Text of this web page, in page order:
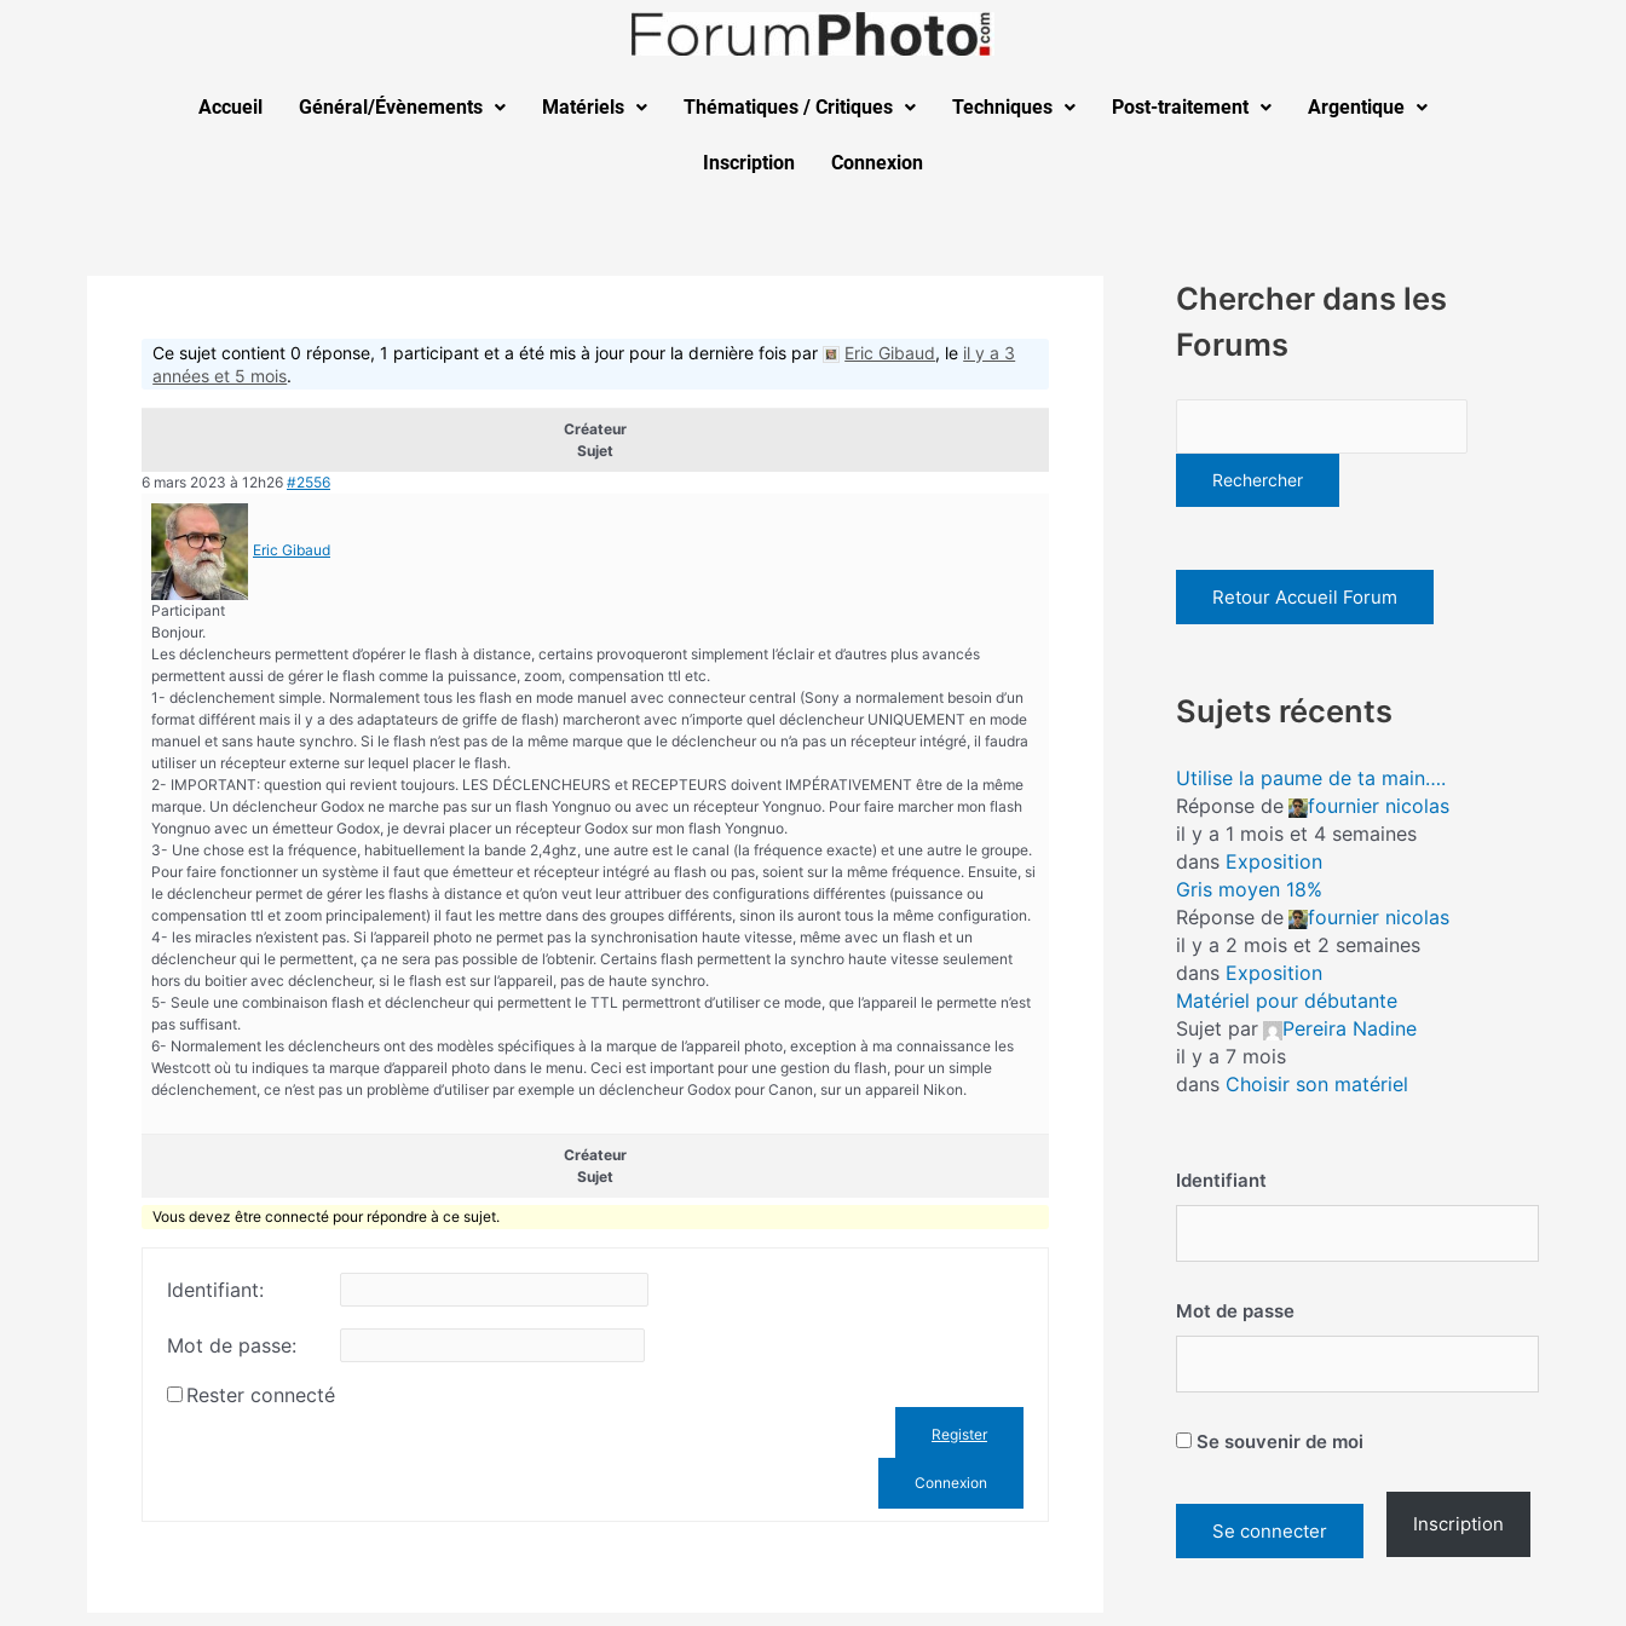
Accueil Général/Évènements Matériels Thématiques / Critiques Techniques Post-traitement Argentique
Inscription Connexion
Ce sujet contient 0 réponse, 1 participant et a été mis à jour pour la dernière fois par Eric Gibaud, le il y a 3
années et 5 mois.
Créateur
Sujet
6 mars 2023 à 12h26 #2556
Eric Gibaud
Participant
Bonjour.
Les déclencheurs permettent d’opérer le flash à distance, certains provoqueront simplement l’éclair et d’autres plus avancés
permettent aussi de gérer le flash comme la puissance, zoom, compensation ttl etc.
1- déclenchement simple. Normalement tous les flash en mode manuel avec connecteur central (Sony a normalement besoin d’un
format différent mais il y a des adaptateurs de griffe de flash) marcheront avec n’importe quel déclencheur UNIQUEMENT en mode
manuel et sans haute synchro. Si le flash n’est pas de la même marque que le déclencheur ou n’a pas un récepteur intégré, il faudra
utiliser un récepteur externe sur lequel placer le flash.
2- IMPORTANT: question qui revient toujours. LES DÉCLENCHEURS et RECEPTEURS doivent IMPÉRATIVEMENT être de la même
marque. Un déclencheur Godox ne marche pas sur un flash Yongnuo ou avec un récepteur Yongnuo. Pour faire marcher mon flash
Yongnuo avec un émetteur Godox, je devrai placer un récepteur Godox sur mon flash Yongnuo.
3- Une chose est la fréquence, habituellement la bande 2,4ghz, une autre est le canal (la fréquence exacte) et une autre le groupe.
Pour faire fonctionner un système il faut que émetteur et récepteur intégré au flash ou pas, soient sur la même fréquence. Ensuite, si
le déclencheur permet de gérer les flashs à distance et qu’on veut leur attribuer des configurations différentes (puissance ou
compensation ttl et zoom principalement) il faut les mettre dans des groupes différents, sinon ils auront tous la même configuration.
4- les miracles n’existent pas. Si l’appareil photo ne permet pas la synchronisation haute vitesse, même avec un flash et un
déclencheur qui le permettent, ça ne sera pas possible de l’obtenir. Certains flash permettent la synchro haute vitesse seulement
hors du boitier avec déclencheur, si le flash est sur l’appareil, pas de haute synchro.
5- Seule une combinaison flash et déclencheur qui permettent le TTL permettront d’utiliser ce mode, que l’appareil le permette n’est
pas suffisant.
6- Normalement les déclencheurs ont des modèles spécifiques à la marque de l’appareil photo, exception à ma connaissance les
Westcott où tu indiques ta marque d’appareil photo dans le menu. Ceci est important pour une gestion du flash, pour un simple
déclenchement, ce n’est pas un problème d’utiliser par exemple un déclencheur Godox pour Canon, sur un appareil Nikon.
Créateur
Sujet
Vous devez être connecté pour répondre à ce sujet.
Identifiant:
Mot de passe:
Rester connecté
Register
Connexion
Chercher dans les
Forums
Retour Accueil Forum
Sujets récents
Utilise la paume de ta main….
Réponse de
fournier nicolas
il y a 1 mois et 4 semaines
dans Exposition
Gris moyen 18%
Réponse de
fournier nicolas
il y a 2 mois et 2 semaines
dans Exposition
Matériel pour débutante
Sujet par
Pereira Nadine
il y a 7 mois
dans Choisir son matériel
Identifiant
Mot de passe
Se souvenir de moi
Inscription